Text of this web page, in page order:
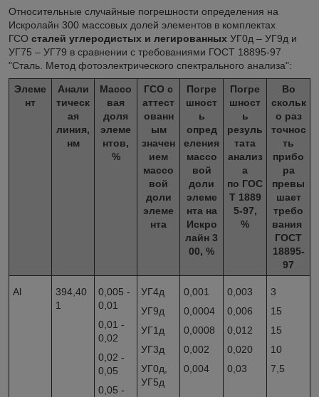
Относительные случайные погрешности определения на
Искролайн 300 массовых долей элементов в комплектах
ГСО сталей углеродистых и легированных УГ0д – УГ9д и
УГ75 – УГ79 в сравнении с требованиями ГОСТ 18895-97
"Сталь. Метод фотоэлектрического спектрального анализа":
Элеме
нт
Анали
тическ
ая
линия,
нм
Массо
вая
доля
элеме
нтов,
%
ГСО с
аттест
ованн
ым
значен
ием
массо
вой
доли
элеме
нта
Погре
шност
ь
опред
еления
массо
вой
доли
элеме
нта на
Искро
лайн 3
00, %
Погре
шност
ь
резуль
тата
анализ
а
по ГОС
Т 1889
5-97,
%
Во
скольк
о раз
точнос
ть
прибо
ра
превы
шает
требо
вания
ГОСТ
18895-
97
Al
394,40
1
0,005 -
0,01
0,01 -
0,02
0,02 -
0,05
0,05 -
УГ4д
УГ9д
УГ1д
УГ3д
УГ0д,
УГ5д
0,001
0,0004
0,0008
0,002
0,004
0,003
0,006
0,012
0,020
0,03
3
15
15
10
7,5